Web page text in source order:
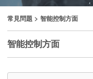
常見問題 > 智能控制方面
智能控制方面